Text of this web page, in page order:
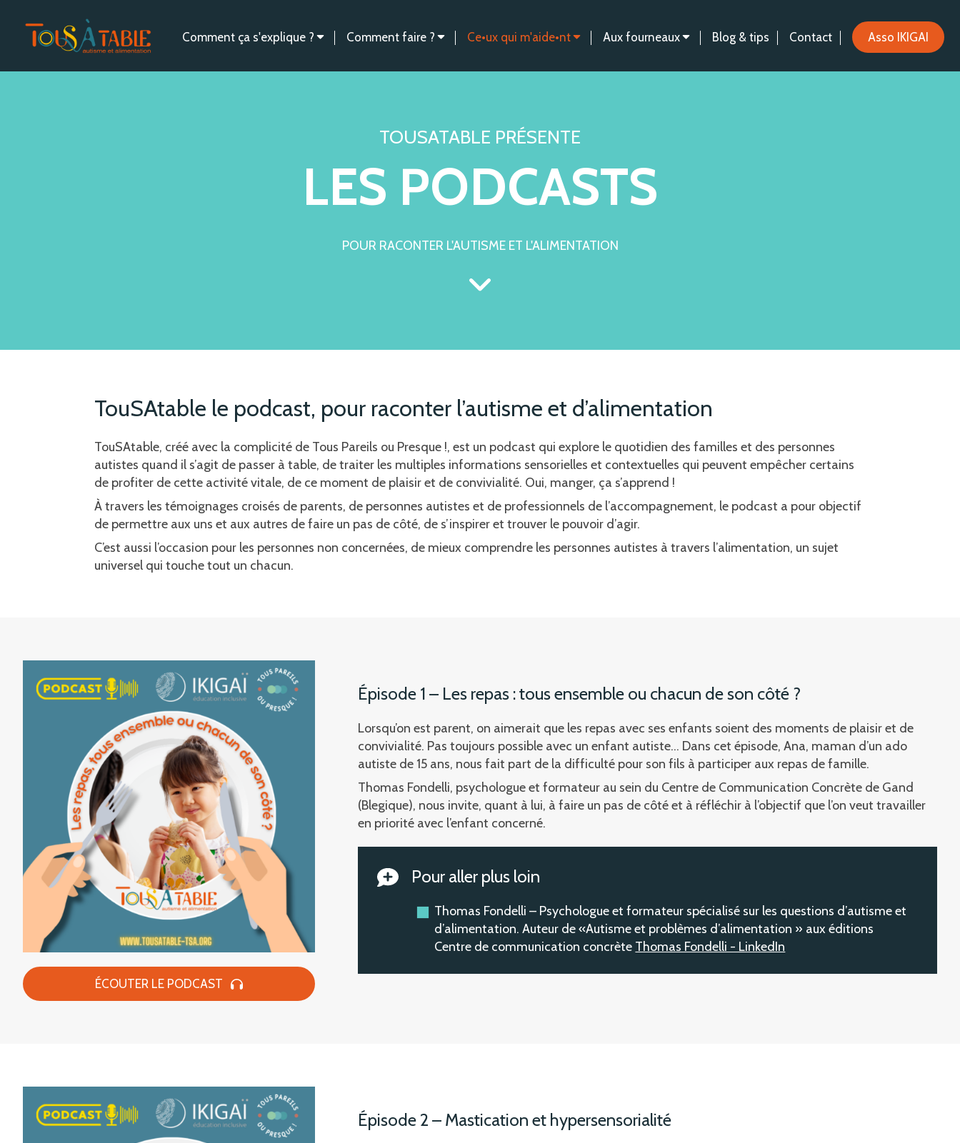
Comment ça s'explique ? Comment faire ? Ce•ux qui m'aide•nt Aux fourneaux Blog & tips Contact Asso IKIGAI
TOUSATABLE PRÉSENTE
LES PODCASTS
POUR RACONTER L'AUTISME ET L'ALIMENTATION
TouSAtable le podcast, pour raconter l’autisme et d’alimentation
TouSAtable, créé avec la complicité de Tous Pareils ou Presque !, est un podcast qui explore le quotidien des familles et des personnes
autistes quand il s’agit de passer à table, de traiter les multiples informations sensorielles et contextuelles qui peuvent empêcher certains
de profiter de cette activité vitale, de ce moment de plaisir et de convivialité. Oui, manger, ça s’apprend !
À travers les témoignages croisés de parents, de personnes autistes et de professionnels de l’accompagnement, le podcast a pour objectif
de permettre aux uns et aux autres de faire un pas de côté, de s’inspirer et trouver le pouvoir d’agir.
C’est aussi l’occasion pour les personnes non concernées, de mieux comprendre les personnes autistes à travers l’alimentation, un sujet
universel qui touche tout un chacun.
ÉCOUTER LE PODCAST
Épisode 1 – Les repas : tous ensemble ou chacun de son côté ?
Lorsqu’on est parent, on aimerait que les repas avec ses enfants soient des moments de plaisir et de
convivialité. Pas toujours possible avec un enfant autiste… Dans cet épisode, Ana, maman d’un ado
autiste de 15 ans, nous fait part de la difficulté pour son fils à participer aux repas de famille.
Thomas Fondelli, psychologue et formateur au sein du Centre de Communication Concrète de Gand
(Blegique), nous invite, quant à lui, à faire un pas de côté et à réfléchir à l’objectif que l’on veut travailler
en priorité avec l’enfant concerné.
Pour aller plus loin
Thomas Fondelli – Psychologue et formateur spécialisé sur les questions d’autisme et
d’alimentation. Auteur de «Autisme et problèmes d’alimentation » aux éditions
Centre de communication concrète Thomas Fondelli - LinkedIn
Épisode 2 – Mastication et hypersensorialité